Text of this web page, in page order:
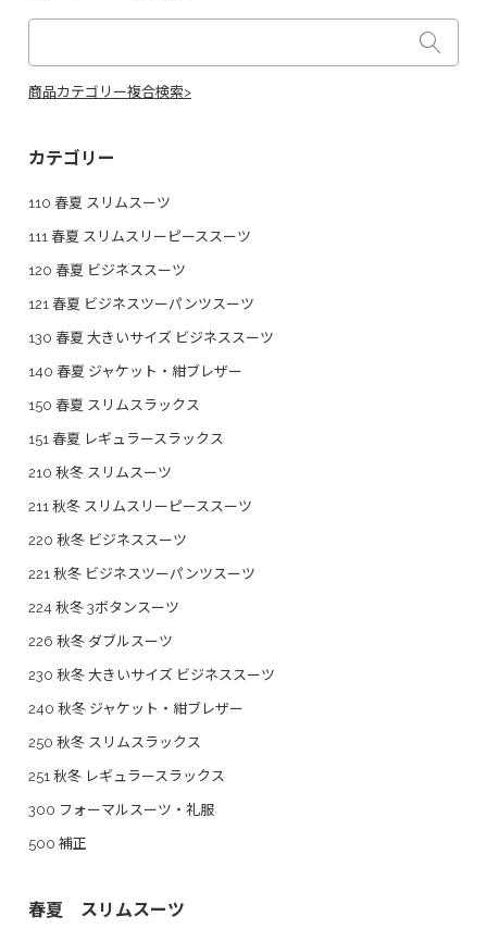
商品カテゴリー複合検索>
カテゴリー
110 春夏 スリムスーツ
111 春夏 スリムスリーピーススーツ
120 春夏 ビジネススーツ
121 春夏 ビジネスツーパンツスーツ
130 春夏 大きいサイズ ビジネススーツ
140 春夏 ジャケット・紺ブレザー
150 春夏 スリムスラックス
151 春夏 レギュラースラックス
210 秋冬 スリムスーツ
211 秋冬 スリムスリーピーススーツ
220 秋冬 ビジネススーツ
221 秋冬 ビジネスツーパンツスーツ
224 秋冬 3ボタンスーツ
226 秋冬 ダブルスーツ
230 秋冬 大きいサイズ ビジネススーツ
240 秋冬 ジャケット・紺ブレザー
250 秋冬 スリムスラックス
251 秋冬 レギュラースラックス
300 フォーマルスーツ・礼服
500 補正
春夏 スリムスーツ